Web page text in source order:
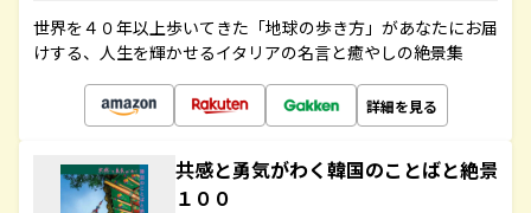
世界を４０年以上歩いてきた「地球の歩き方」があなたにお届
けする、人生を輝かせるイタリアの名言と癒やしの絶景集
詳細を見る
共感と勇気がわく韓国のことばと絶景
１００